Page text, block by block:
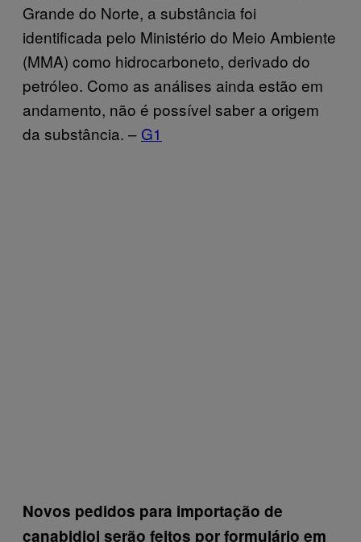
Grande do Norte, a substância foi
identificada pelo Ministério do Meio Ambiente
(MMA) como hidrocarboneto, derivado do
petróleo. Como as análises ainda estão em
andamento, não é possível saber a origem
da substância. – G1
Novos pedidos para importação de
canabidiol serão feitos por formulário em